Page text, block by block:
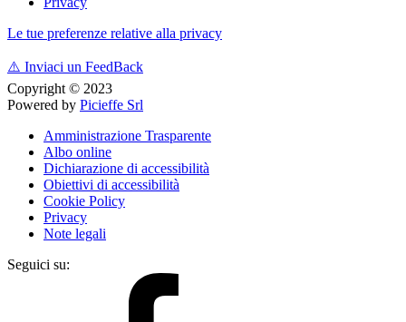
Le tue preferenze relative alla privacy
⚠️ Inviaci un FeedBack
Copyright © 2023
Powered by Picieffe Srl
Amministrazione Trasparente
Albo online
Dichiarazione di accessibilità
Obiettivi di accessibilità
Cookie Policy
Privacy
Note legali
Seguici su: